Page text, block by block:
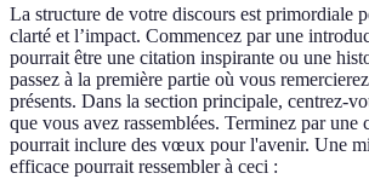
La structure de votre discours est primordiale
clarté et l’impact. Commencez par une
pourrait être une citation inspirante ou une
passez à la première partie où vous
présents. Dans la section principale, centrez-
que vous avez rassemblées. Terminez par
pourrait inclure des vœux pour l'avenir. Une
efficace pourrait ressembler à ceci :